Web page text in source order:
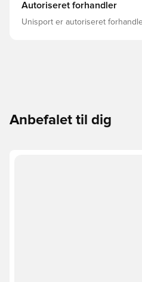
Autoriseret forhandler
Unisport er autoriseret
Anbefalet til dig